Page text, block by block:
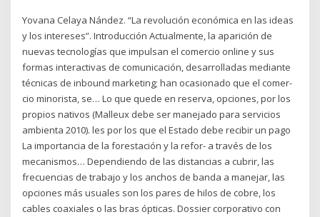
Yovana Celaya Nández. “La revolución económica en las ideas
y los intereses”. Introducción Actualmente, la aparición de
nuevas tecnologías que impulsan el comercio online y sus
formas interactivas de comunicación, desarrolladas mediante
técnicas de inbound marketing; han ocasionado que el comer-
cio minorista, se… Lo que quede en reserva, opciones, por los
propios nativos (Malleux debe ser manejado para servicios
ambienta­ 2010). les por los que el Estado debe recibir un pago
La importancia de la forestación y la refor- a través de los
mecanismos… Dependiendo de las distancias a cubrir, las
frecuencias de trabajo y los anchos de banda a manejar, las
opciones más usuales son los pares de hilos de cobre, los
cables coaxiales o las bras ópticas. Dossier corporativo con